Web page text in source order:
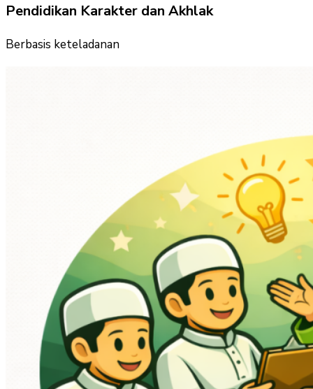
Pendidikan Karakter dan Akhlak
Berbasis keteladanan